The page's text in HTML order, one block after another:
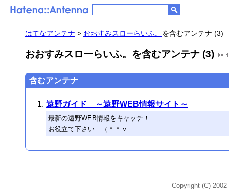
はてなアンテナ > おおすみスローらいふ。 を含むアンテナ (3)
おおすみスローらいふ。 を含むアンテナ (3)
含むアンテナ
遠野ガイド ～遠野WEB情報サイト～
最新の遠野WEB情報をキャッチ！
お役立て下さい （＾＾ｖ
Copyright (C)